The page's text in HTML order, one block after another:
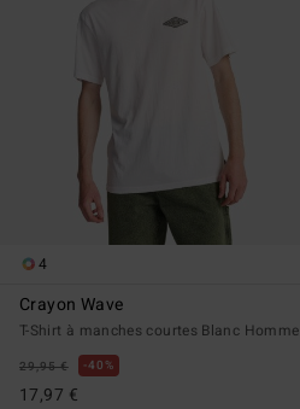
4
Crayon Wave
T-Shirt à manches courtes Blanc Homme
29,95 € 40%
17,97 €